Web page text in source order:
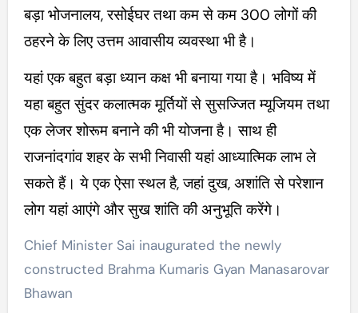
बड़ा भोजनालय, रसोईघर तथा कम से कम 300 लोगों की
ठहरने के लिए उत्तम आवासीय व्यवस्था भी है।
यहां एक बहुत बड़ा ध्यान कक्ष भी बनाया गया है। भविष्य में
यहा बहुत सुंदर कलात्मक मूर्तियों से सुसज्जित म्यूजियम तथा
एक लेजर शोरूम बनाने की भी योजना है। साथ ही
राजनांदगांव शहर के सभी निवासी यहां आध्यात्मिक लाभ ले
सकते हैं। ये एक ऐसा स्थल है, जहां दुख, अशांति से परेशान
लोग यहां आएंगे और सुख शांति की अनुभूति करेंगे।
Chief Minister Sai inaugurated the newly
constructed Brahma Kumaris Gyan Manasarovar
Bhawan